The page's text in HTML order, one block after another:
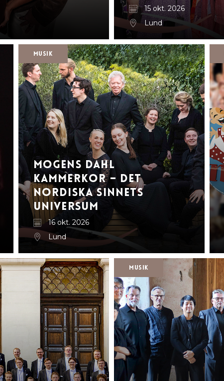
15 okt. 2026
Lund
Musik
Mogens Dahl
Kammerkor – Det
nordiska sinnets
universum
16 okt. 2026
Lund
Musik